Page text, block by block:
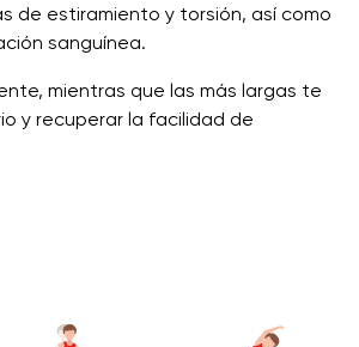
de estiramiento y torsión, así como
sanguínea.
mientras que las más largas te
y recuperar la facilidad de